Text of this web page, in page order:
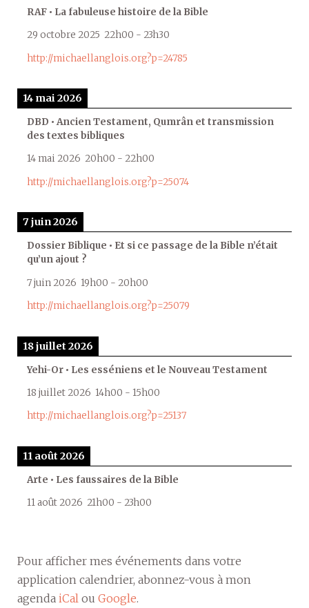
RAF • La fabuleuse histoire de la Bible
29 octobre 2025 22h00 - 23h30
http://michaellanglois.org?p=24785
14 mai 2026
DBD • Ancien Testament, Qumrân et transmission
des textes bibliques
14 mai 2026 20h00 - 22h00
http://michaellanglois.org?p=25074
7 juin 2026
Dossier Biblique • Et si ce passage de la Bible n’était
qu’un ajout ?
7 juin 2026 19h00 - 20h00
http://michaellanglois.org?p=25079
18 juillet 2026
Yehi-Or • Les esséniens et le Nouveau Testament
18 juillet 2026 14h00 - 15h00
http://michaellanglois.org?p=25137
11 août 2026
Arte • Les faussaires de la Bible
11 août 2026 21h00 - 23h00
Pour afficher mes événements dans votre
application calendrier, abonnez-vous à mon
agenda iCal ou Google.